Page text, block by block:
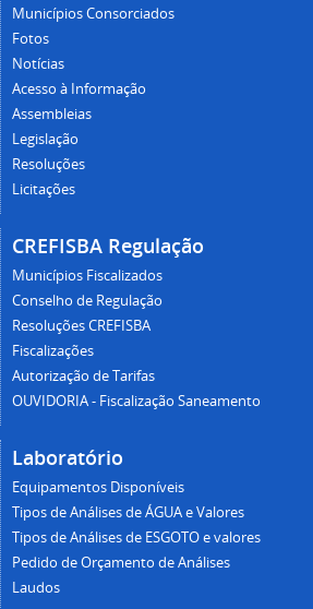
Municípios Consorciados
Fotos
Notícias
Acesso à Informação
Assembleias
Legislação
Resoluções
Licitações
CREFISBA Regulação
Municípios Fiscalizados
Conselho de Regulação
Resoluções CREFISBA
Fiscalizações
Autorização de Tarifas
OUVIDORIA - Fiscalização Saneamento
Laboratório
Equipamentos Disponíveis
Tipos de Análises de ÁGUA e Valores
Tipos de Análises de ESGOTO e valores
Pedido de Orçamento de Análises
Laudos